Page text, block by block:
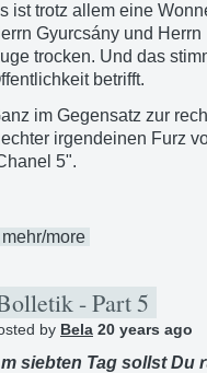
ist trotz allem eine
Gyurcsány und
trocken. Und das
betrifft.
im Gegensatz zur
irgendeinen Furz
5".
more
- Part 5
by Bela 20 years ago
siebten Tag sollst Du